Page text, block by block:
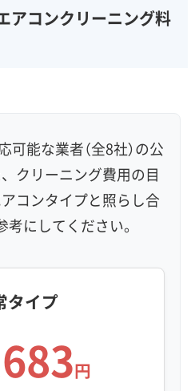
ング
実績10年以上
策
ハウスダスト除去
回割引
定期メンテナンス
アコンクリーニング料
能な業者（全8社）の公
クリーニング費用の目
コンタイプと照らし合
にしてください。
タイプ
円